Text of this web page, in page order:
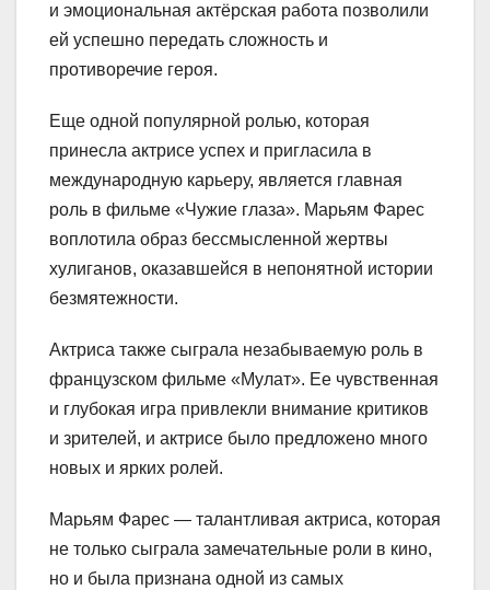
и эмоциональная актёрская работа позволили
ей успешно передать сложность и
противоречие героя.
Еще одной популярной ролью, которая
принесла актрисе успех и пригласила в
международную карьеру, является главная
роль в фильме «Чужие глаза». Марьям Фарес
воплотила образ бессмысленной жертвы
хулиганов, оказавшейся в непонятной истории
безмятежности.
Актриса также сыграла незабываемую роль в
французском фильме «Мулат». Ее чувственная
и глубокая игра привлекли внимание критиков
и зрителей, и актрисе было предложено много
новых и ярких ролей.
Марьям Фарес — талантливая актриса, которая
не только сыграла замечательные роли в кино,
но и была признана одной из самых